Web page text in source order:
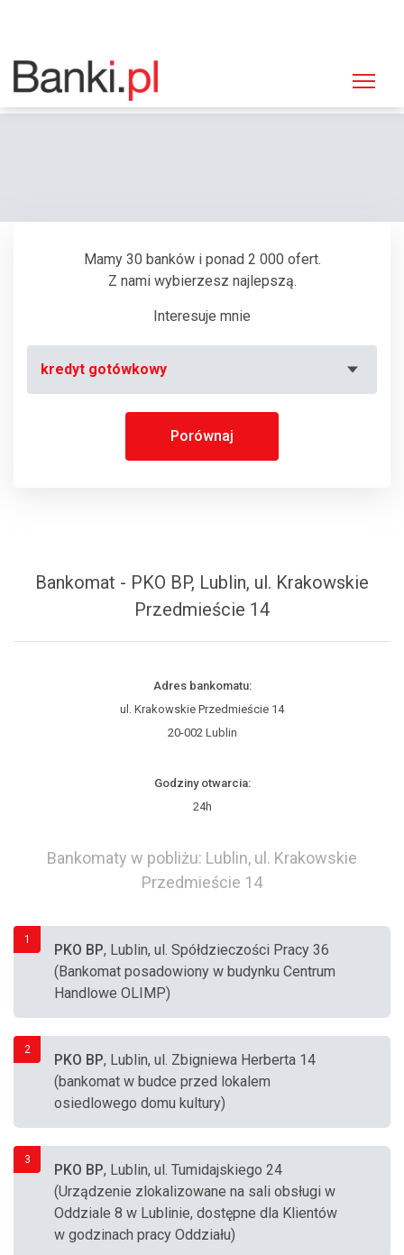
Strona główna
Bankomat PKO BP, Lublin, ul. Krakowskie Przedmieście 14
Mamy 30 banków i ponad 2 000 ofert.
Z nami wybierzesz najlepszą.
Interesuje mnie
kredyt gotówkowy
Porównaj
Bankomat - PKO BP, Lublin, ul. Krakowskie
Przedmieście 14
Adres bankomatu:
ul. Krakowskie Przedmieście 14
20-002 Lublin
Godziny otwarcia:
24h
Bankomaty w pobliżu: Lublin, ul. Krakowskie
Przedmieście 14
1
PKO BP, Lublin, ul. Spółdzieczości Pracy 36
(Bankomat posadowiony w budynku Centrum
Handlowe OLIMP)
2
PKO BP, Lublin, ul. Zbigniewa Herberta 14
(bankomat w budce przed lokalem
osiedlowego domu kultury)
3
PKO BP, Lublin, ul. Tumidajskiego 24
(Urządzenie zlokalizowane na sali obsługi w
Oddziale 8 w Lublinie, dostępne dla Klientów
w godzinach pracy Oddziału)